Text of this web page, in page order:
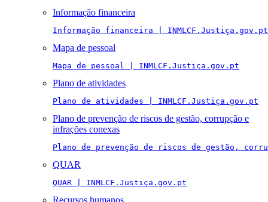
Informação financeira
Informação financeira | INMLCF.Justiça.gov.pt
Mapa de pessoal
Mapa de pessoal | INMLCF.Justiça.gov.pt
Plano de atividades
Plano de atividades | INMLCF.Justiça.gov.pt
Plano de prevenção de riscos de gestão, corrupção e
infrações conexas
Plano de prevenção de riscos de gestão,
QUAR
QUAR | INMLCF.Justiça.gov.pt
Recursos humanos